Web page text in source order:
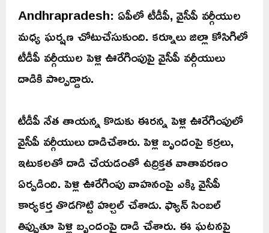
Andhrapradesh: ఏపీలో టీడీపీ, వైసీపీ వర్గీయుల
మధ్య ఘర్షణ చోటుచేసుకుంది. కర్నూలు జిల్లా కోసిగిలో
టీడీపీ వర్గీయుల పెళ్లి ఊరేగింపుపై వైసీపీ వర్గీయులు
దాడికి పాల్పడ్డారు.
టీడీపీ నేత తాయన్న కొడుకు ఈరన్న పెళ్లి ఊరేగింపులో
వైసీపీ వర్గీయులు దాడిచేశారు. పెళ్లి బృందంపై కర్రలు,
ఇటుకలతో దాడి చేయడంతో ఉద్రిక్తత వాతావరణం
ఏర్పడింది. పెళ్లి ఊరేగింపు వాహనంపై ఎక్కి వైసీపీ
కార్యకర్త తొడగొట్టి హల్చల్ చేశాడు. ఫ్యాన్ సింబల్
తిప్పుతూ పెళ్లి బృందంపై దాడి చేశారు. ఈ ఘటనపై